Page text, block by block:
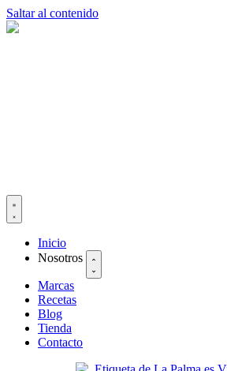
Saltar al contenido
Inicio
Nosotros
Marcas
Recetas
Blog
Tienda
Contacto